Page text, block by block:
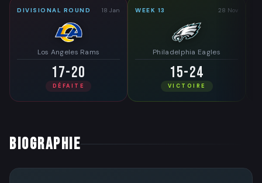
DIVISIONAL ROUND 18 Jan
Los Angeles Rams
17-20
DÉFAITE
WEEK 13 28 Nov
Philadelphia Eagles
15-24
VICTOIRE
BIOGRAPHIE